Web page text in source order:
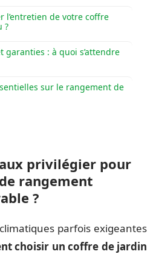
l’entretien de votre coffre
?
garanties : à quoi s’attendre
sur le rangement de
privilégier pour
rangement
?
parfois exigeantes
choisir un coffre de jardin